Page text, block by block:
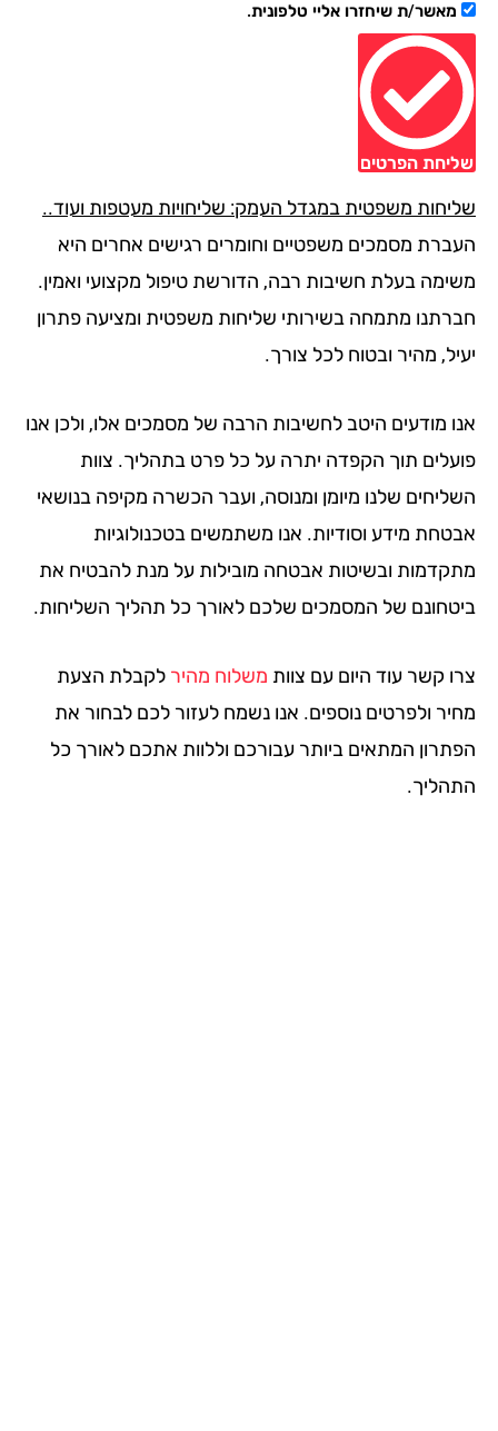
מאשר/ת שיחזרו אליי טלפונית.
הפרטים
משפטית במגדל העמק: שליחויות מעטפות ועוד..
מסמכים משפטיים וחומרים רגישים אחרים היא
בעלת חשיבות רבה, הדורשת טיפול מקצועי ואמין.
מתמחה בשירותי שליחות משפטית ומציעה פתרון
מהיר ובטוח לכל צורך.
מודעים היטב לחשיבות הרבה של מסמכים אלו, ולכן אנו
תוך הקפדה יתרה על כל פרט בתהליך. צוות
שלנו מיומן ומנוסה, ועבר הכשרה מקיפה בנושאי
מידע וסודיות. אנו משתמשים בטכנולוגיות
ובשיטות אבטחה מובילות על מנת להבטיח את
של המסמכים שלכם לאורך כל תהליך השליחות.
קשר עוד היום עם צוות משלוח מהיר לקבלת הצעת
ולפרטים נוספים. אנו נשמח לעזור לכם לבחור את
המתאים ביותר עבורכם וללוות אתכם לאורך כל